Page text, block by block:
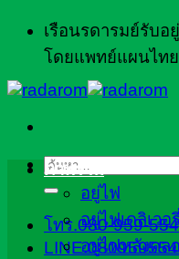
ข้าม
ยัง
เรือนรดารมย์รับ
โดยแพทย์แผนไท
ค้นหา:
โทร.080-959-
ภาพรวม
อยู่ไฟ
อยู่ไฟเดลิเวอ
อยู่ไฟหลังคล